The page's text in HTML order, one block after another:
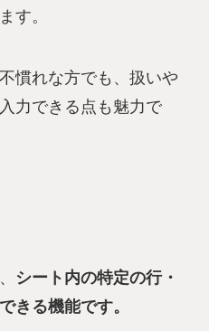
す。
慣れな方でも、扱いや
力できる点も魅力で
シート内の特定の行・
きる機能です。